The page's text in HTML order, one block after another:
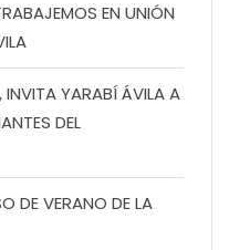
EN UNIÓN
INVITA YARABÍ ÁVILA A
DEL
DE VERANO DE LA